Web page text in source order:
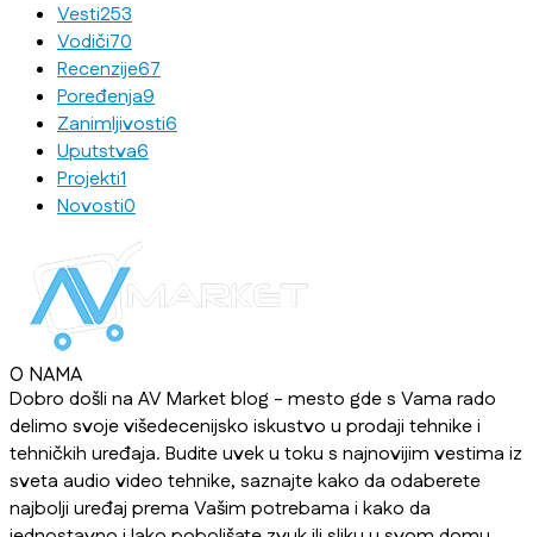
Vesti253
Vodiči70
Recenzije67
Poređenja9
Zanimljivosti6
Uputstva6
Projekti1
Novosti0
O NAMA
Dobro došli na AV Market blog - mesto gde s Vama rado
delimo svoje višedecenijsko iskustvo u prodaji tehnike i
tehničkih uređaja. Budite uvek u toku s najnovijim vestima iz
sveta audio video tehnike, saznajte kako da odaberete
najbolji uređaj prema Vašim potrebama i kako da